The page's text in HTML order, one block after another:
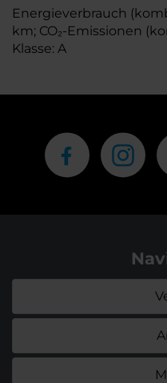
Energieverbrauch
km; CO₂-Emissionen
Klasse: A